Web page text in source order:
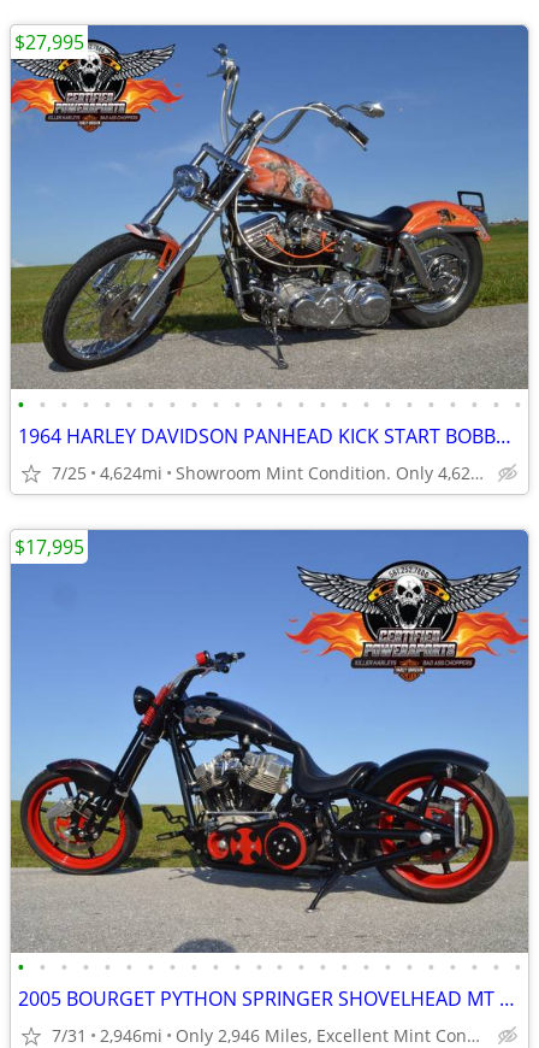
• • • • • • • • • • • • • • • • • • • • • • • •
1964 HARLEY DAVIDSON PANHEAD KICK START BOBBER MINT CONDITION
7/25 4,624mi Showroom Mint Condition. Only 4,624 Miles.
$27,995
• • • • • • • • • • • • • • • • • • • • • • • •
2005 BOURGET PYTHON SPRINGER SHOVELHEAD MT BOBBER CHOPPER
7/31 2,946mi Only 2,946 Miles, Excellent Mint Condition.
$17,995